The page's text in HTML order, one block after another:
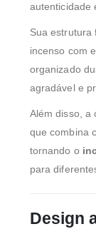
autenticidade
Sua estrutura
incenso com
organizado
agradável e
Além disso, a
que combina
tornando o
para
Design